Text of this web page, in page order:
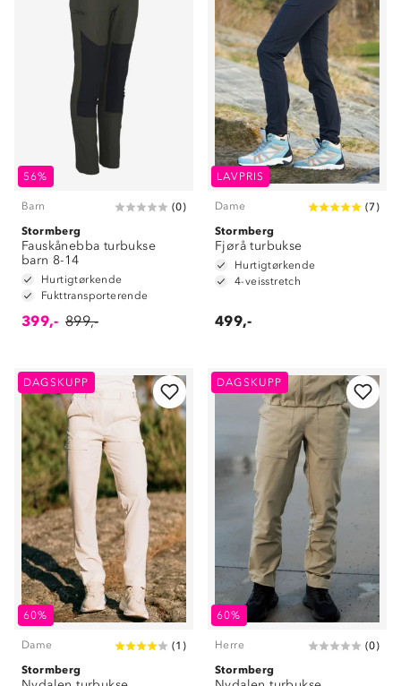
56%
Barn (0)
Stormberg
Fauskånebba turbukse
barn 8-14
Hurtigtørkende
Fukttransporterende
399,- 899,-
LAVPRIS
Dame (7)
Stormberg
Fjørå turbukse
Hurtigtørkende
4-veisstretch
499,-
DAGSKUPP
60%
Dame (1 )
Stormberg
DAGSKUPP
60%
Herre (0)
Stormberg